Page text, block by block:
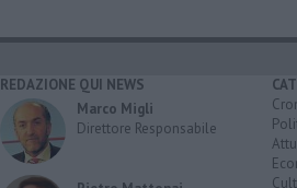
REDAZIONE QUI NEWS
Marco Migli
Direttore Responsabile